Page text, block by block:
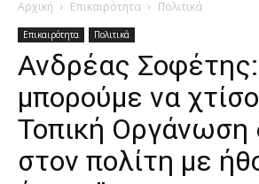
Αρχική Επικαιρότητα Πολιτικά
Επικαιρότητα Πολιτικά
Ανδρέας
μπορούμε να
Τοπική Οργάνωση
στον πολίτη με